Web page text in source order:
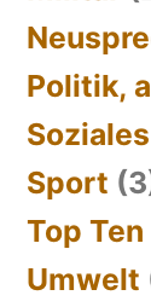
Politik,
Soziales
Sport
Top Ten
Umwelt